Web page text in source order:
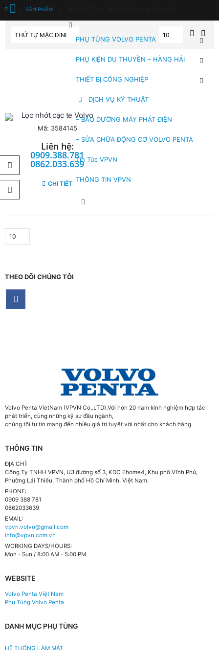
PHỤ TÙNG VOLVO PENTA
PHỤ KIỆN DU THUYỀN – HÀNG HẢI
THIẾT BỊ CÔNG NGHIỆP
DỊCH VỤ KỸ THUẬT
– BẢO DƯỠNG MÁY PHÁT ĐIỆN
– SỬA CHỮA ĐỘNG CƠ VOLVO PENTA
Tin Tức VPVN
THÔNG TIN VPVN
SẢN PHẨM
Lọc nhớt cạc te Volvo
Mã: 3584145
Liên hệ:
0909.388.781
0862.033.639
CHI TIẾT
THEO DÕI CHÚNG TÔI
Volvo Penta VietNam (VPVN Co,.LTD).Với hơn 20 năm kinh nghiệm hợp tác
phát triển, cùng những kỹ sư đầu ngành,
chúng tôi tự tin mang đến nhiều giá trị tuyệt vời nhất cho khách hàng.
THÔNG TIN
ĐỊA CHỈ:
Công Ty TNHH VPVN, U3 đường số 3, KDC Ehome4, Khu phố Vĩnh Phú,
Phường Lái Thiêu, Thành phố Hồ Chí Minh, Việt Nam.
PHONE:
0909 388 781
0862033639
EMAIL:
vpvn.volvo@gmail.com
info@vpvn.com.vn
WORKING DAYS/HOURS:
Mon - Sun / 8:00 AM - 5:00 PM
WEBSITE
Volvo Penta Việt Nam
Phụ Tùng Volvo Penta
DANH MỤC PHỤ TÙNG
HỆ THỐNG LÀM MÁT